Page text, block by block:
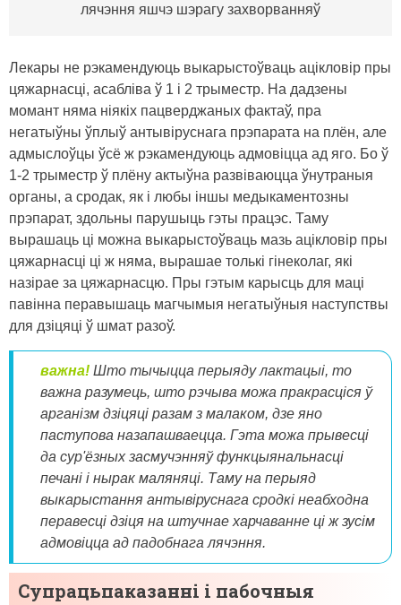
лячэння яшчэ шэрагу захворванняў
Лекары не рэкамендуюць выкарыстоўваць ацікловір пры
цяжарнасці, асабліва ў 1 і 2 трыместр. На дадзены
момант няма ніякіх пацверджаных фактаў, пра
негатыўны ўплыў антывіруснага прэпарата на плён, але
адмыслоўцы ўсё ж рэкамендуюць адмовіцца ад яго. Бо ў
1-2 трыместр ў плёну актыўна развіваюцца ўнутраныя
органы, а сродак, як і любы іншы медыкаментозны
прэпарат, здольны парушыць гэты працэс. Таму
вырашаць ці можна выкарыстоўваць мазь ацікловір пры
цяжарнасці ці ж няма, вырашае толькі гінеколаг, які
назірае за цяжарнасцю. Пры гэтым карысць для маці
павінна перавышаць магчымыя негатыўныя наступствы
для дзіцяці ў шмат разоў.
важна! Што тычыцца перыяду лактацыі, то
важна разумець, што рэчыва можа пракрасціся ў
арганізм дзіцяці разам з малаком, дзе яно
паступова назапашваецца. Гэта можа прывесці
да сур'ёзных засмучэнняў функцыянальнасці
печані і нырак маляняці. Таму на перыяд
выкарыстання антывіруснага сродкі неабходна
перавесці дзіця на штучнае харчаванне ці ж зусім
адмовіцца ад падобнага лячэння.
Супрацьпаказанні і пабочныя